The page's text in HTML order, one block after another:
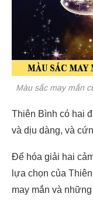
Màu sắc may mắn
Thiên Bình có hai
và dịu dàng, và
Để hóa giải hai
lựa chọn của
may mắn và